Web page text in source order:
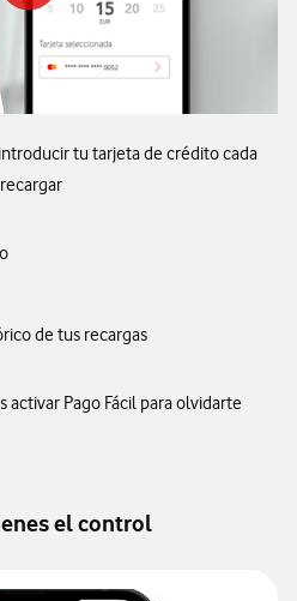
tu tarjeta de crédito cada
de tus recargas
activar Pago Fácil para olvidarte
el control